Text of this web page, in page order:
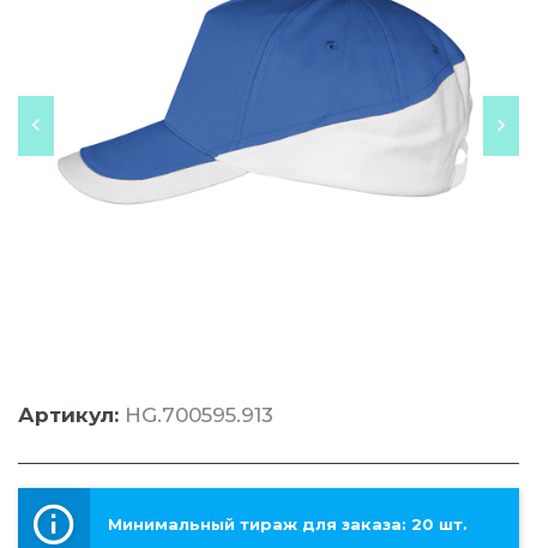
Артикул: HG.700595.913
Минимальный тираж для заказа: 20 шт.